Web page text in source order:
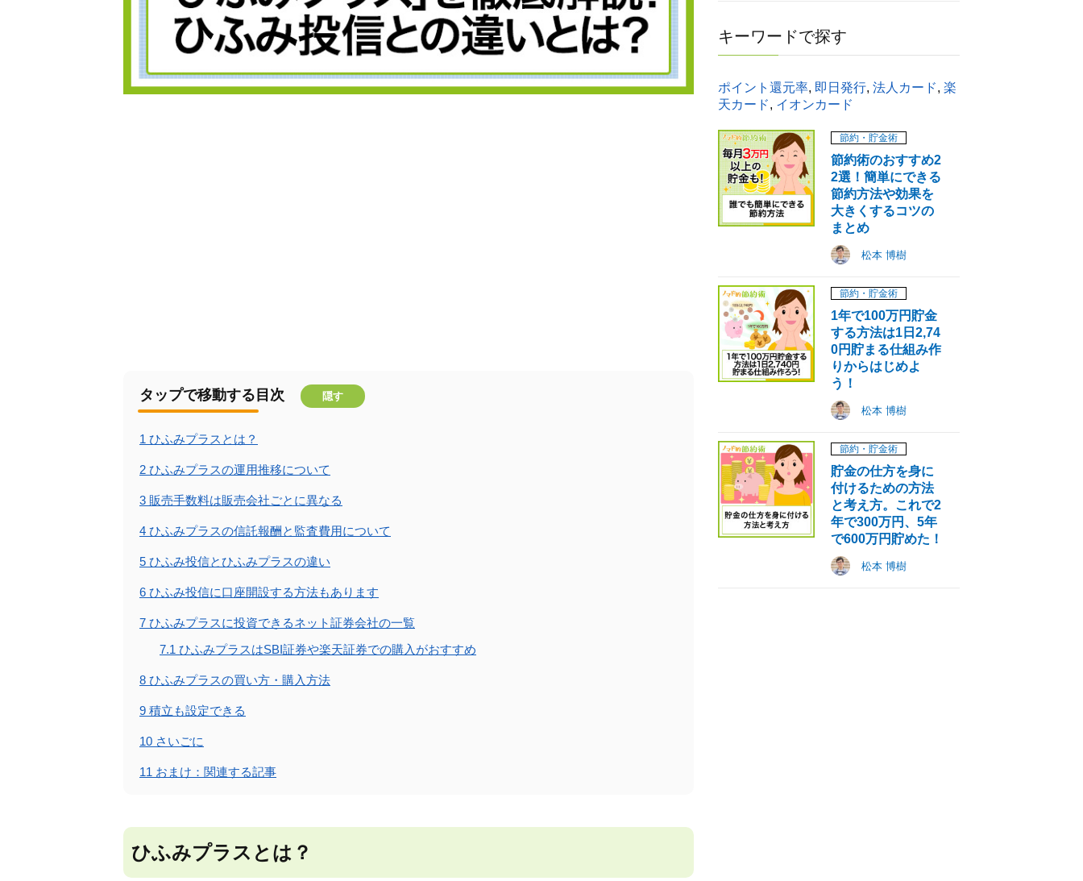
タップで移動する目次 隠す
1 ひふみプラスとは？
2 ひふみプラスの運用推移について
3 販売手数料は販売会社ごとに異なる
4 ひふみプラスの信託報酬と監査費用について
5 ひふみ投信とひふみプラスの違い
6 ひふみ投信に口座開設する方法もあります
7 ひふみプラスに投資できるネット証券会社の一覧
7.1 ひふみプラスはSBI証券や楽天証券での購入がおすすめ
8 ひふみプラスの買い方・購入方法
9 積立も設定できる
10 さいごに
11 おまけ：関連する記事
ひふみプラスとは？
キーワードで探す
ポイント還元率, 即日発行, 法人カード, 楽
天カード, イオンカード
節約・貯金術
節約術のおすすめ2
2選！簡単にできる
節約方法や効果を
大きくするコツの
まとめ
松本 博樹
節約・貯金術
1年で100万円貯金
する方法は1日2,74
0円貯まる仕組み作
りからはじめよ
う！
松本 博樹
節約・貯金術
貯金の仕方を身に
付けるための方法
と考え方。これで2
年で300万円、5年
で600万円貯めた！
松本 博樹